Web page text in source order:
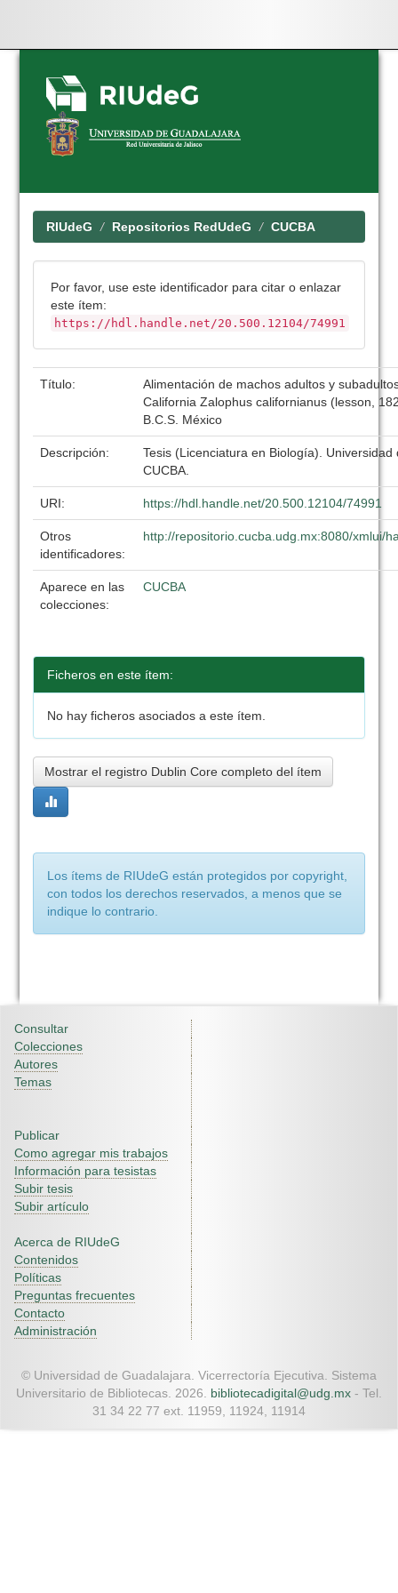
Skip
navigation
RIUdeG Repositorios RedUdeG CUCBA
Por favor, use este identificador para citar o enlazar
este ítem:
https://hdl.handle.net/20.500.12104/74991
Título:
Alimentación de machos adultos y
California Zalophus californianus (lesson,
B.C.S. México
Descripción:
Tesis (Licenciatura en Biología). Universidad
CUCBA.
URI: https://hdl.handle.net/20.500.12104/74991
Otros
identificadores:
http://repositorio.cucba.udg.mx:8080/xmlui/
Aparece en las
colecciones:
CUCBA
Ficheros en este ítem:
No hay ficheros asociados a este ítem.
Mostrar el registro Dublin Core completo del ítem
Los ítems de RIUdeG están protegidos por copyright,
con todos los derechos reservados, a menos que se
indique lo contrario.
Consultar
Colecciones
Autores
Temas
Publicar
Como agregar mis trabajos
Información para tesistas
Subir tesis
Subir artículo
Acerca de RIUdeG
Contenidos
Políticas
Preguntas frecuentes
Contacto
Administración
© Universidad de Guadalajara. Vicerrectoría Ejecutiva. Sistema
Universitario de Bibliotecas. 2026. bibliotecadigital@udg.mx - Tel.
31 34 22 77 ext. 11959, 11924, 11914